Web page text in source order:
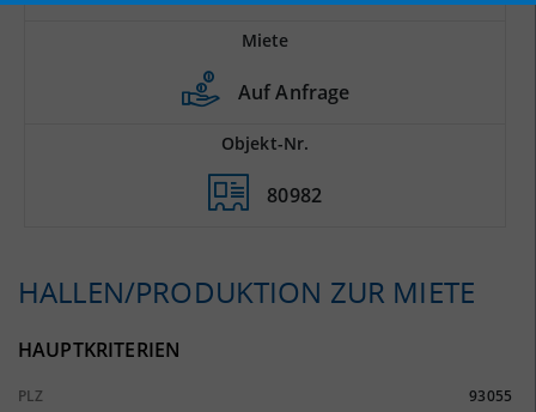
Miete
Auf Anfrage
Objekt-Nr.
80982
HALLEN/PRODUKTION ZUR MIETE
HAUPTKRITERIEN
PLZ 93055